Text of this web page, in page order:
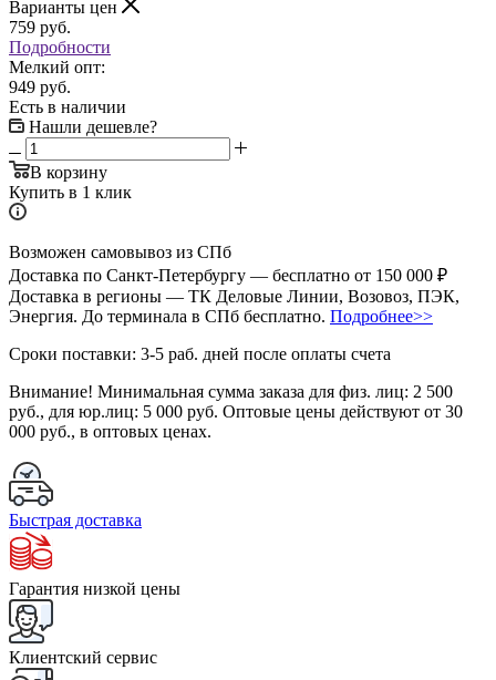
Варианты цен
759 руб.
Подробности
Мелкий опт:
949 руб.
Есть в наличии
Нашли дешевле?
В корзину
Купить в 1 клик
Возможен самовывоз из СПб
Доставка по Санкт-Петербургу — бесплатно от 150 000 ₽
Доставка в регионы — ТК Деловые Линии, Возовоз, ПЭК,
Энергия. До терминала в СПб бесплатно. Подробнее>>
Сроки поставки: 3-5 раб. дней после оплаты счета
Внимание! Минимальная сумма заказа для физ. лиц: 2 500
руб., для юр.лиц: 5 000 руб. Оптовые цены действуют от 30
000 руб., в оптовых ценах.
Быстрая доставка
Гарантия низкой цены
Клиентский сервис